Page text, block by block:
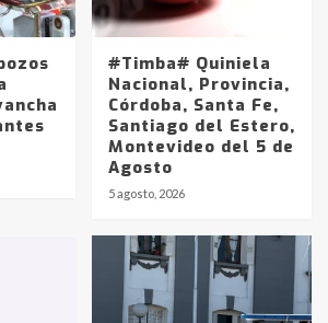
#Timba# Quiniela
Nacional, Provincia,
Córdoba, Santa Fe,
Santiago del Estero,
Montevideo del 5 de
Agosto
5 agosto, 2026
de los adolescentes
que fueron
mañana del lunes